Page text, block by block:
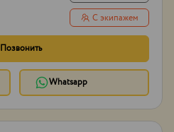
С экипажем
Позвонить
Whatsapp